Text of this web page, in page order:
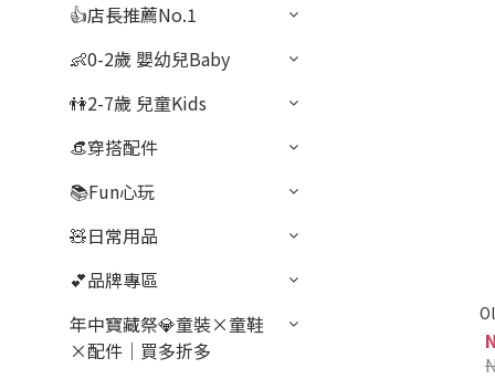
👍店長推薦No.1
👶0-2歲 嬰幼兒Baby
👫2-7歲 兒童Kids
👒穿搭配件
📚Fun心玩
🧸日常用品
💕品牌專區
年中寶藏祭💎童裝×童鞋
×配件｜買多折多